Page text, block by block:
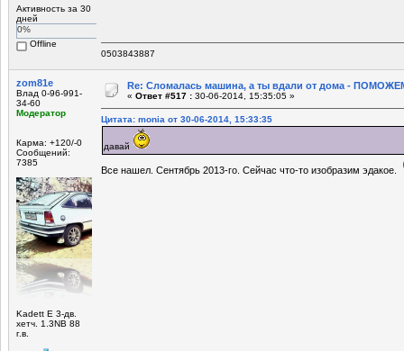
Активность за 30
дней
0%
Offline
0503843887
zom81e
Влад 0-96-991-
34-60
Модератор
Карма: +120/-0
Сообщений:
7385
Kadett E 3-дв.
хетч. 1.3NB 88
г.в.
Re: Сломалась машина, а ты вдали от дома -
« Ответ #517 : 30-06-2014, 15:35:05 »
Цитата: monia от 30-06-2014, 15:33:35
давай
Все нашел. Сентябрь 2013-го. Сейчас что-то изобразим эдакое.